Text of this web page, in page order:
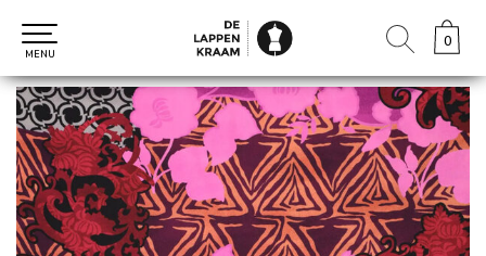
0
0
MENU